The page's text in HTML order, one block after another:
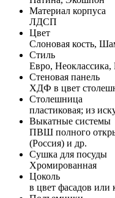
Материал корпуса
ЛДСП
Цвет
Слоновая кость,
Стиль
Евро, Неоклассика,
Стеновая панель
ХДФ в цвет
Столешница
пластиковая; из
Выкатные системы
ПВШ полного
(Россия) и др.
Сушка для посуды
Хромированная
Цоколь
в цвет фасадов или